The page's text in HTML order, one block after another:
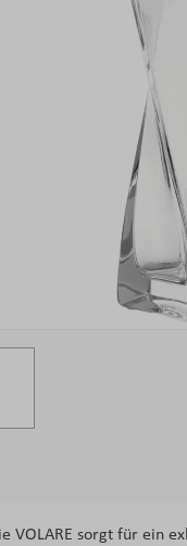
VOLARE sorgt für ein